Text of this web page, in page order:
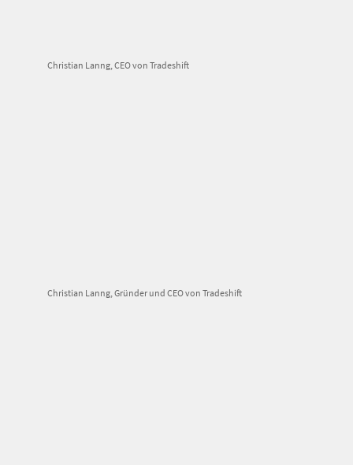
Christian Lanng, CEO von Tradeshift
Christian Lanng, Gründer und CEO von Tradeshift